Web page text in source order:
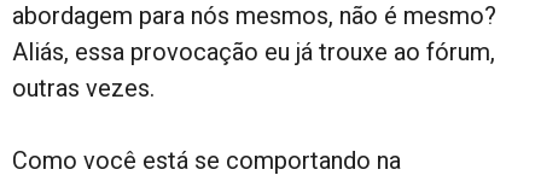
abordagem para nós mesmos, não é mesmo?
Aliás, essa provocação eu já trouxe ao fórum,
outras vezes.
Como você está se comportando na